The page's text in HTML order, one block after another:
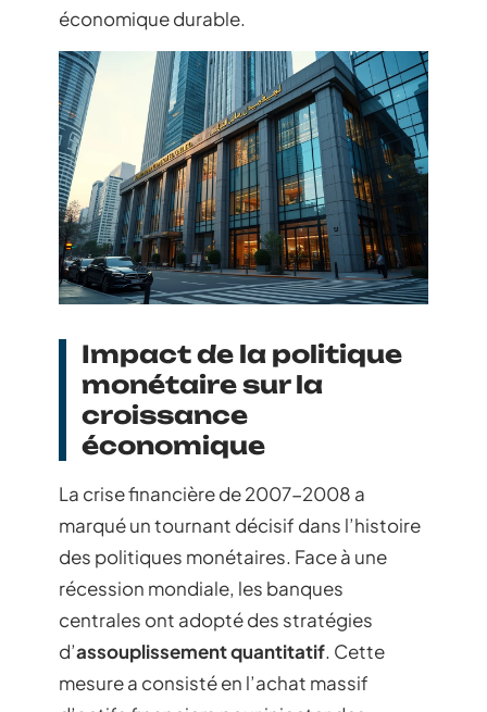
économique durable.
Impact de la politique
monétaire sur la
croissance
économique
La crise financière de 2007-2008 a
marqué un tournant décisif dans l’histoire
des politiques monétaires. Face à une
récession mondiale, les banques
centrales ont adopté des stratégies
d’assouplissement quantitatif. Cette
mesure a consisté en l’achat massif